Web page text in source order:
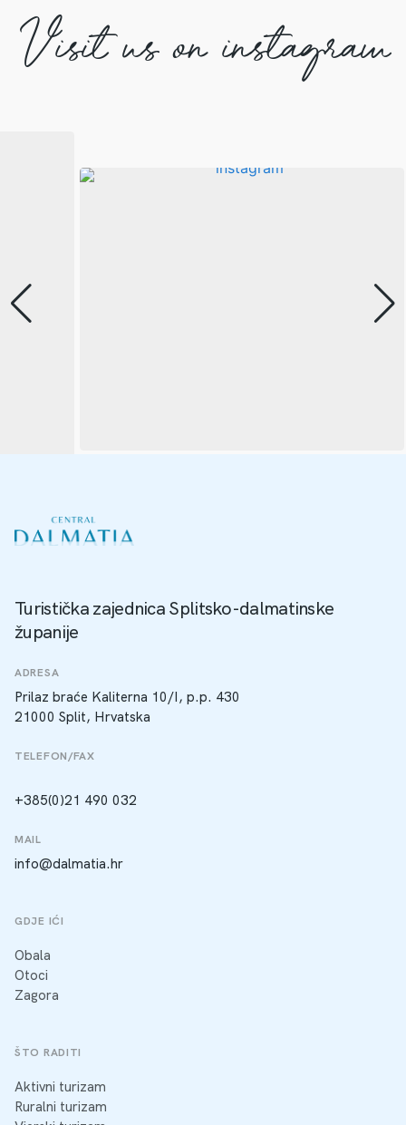
Visit us on instagram
Turistička zajednica Splitsko-dalmatinske
županije
ADRESA
Prilaz braće Kaliterna 10/I, p.p. 430
21000 Split, Hrvatska
TELEFON/FAX
+385(0)21 490 032
MAIL
info@dalmatia.hr
GDJE IĆI
Obala
Otoci
Zagora
ŠTO RADITI
Aktivni turizam
Ruralni turizam